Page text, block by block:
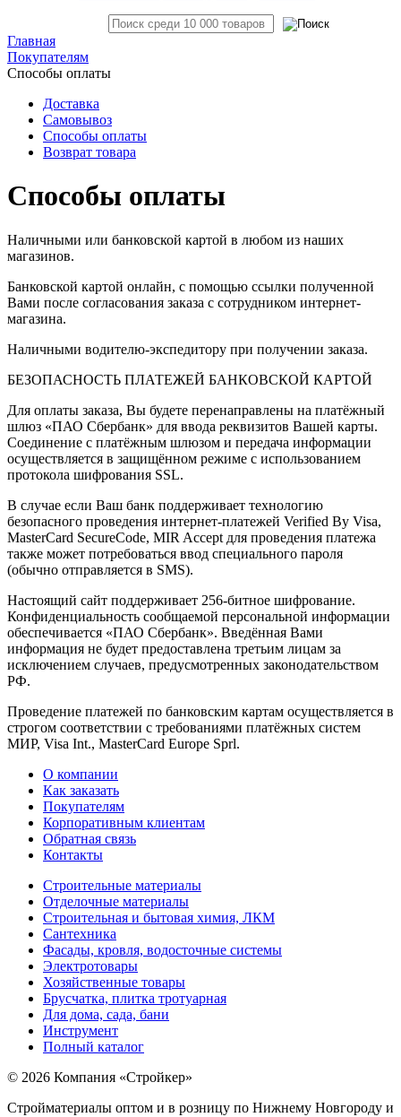
Главная
Покупателям
Способы оплаты
Доставка
Самовывоз
Способы оплаты
Возврат товара
Способы оплаты
Наличными или банковской картой в любом из наших
магазинов.
Банковской картой онлайн, с помощью ссылки полученной
Вами после согласования заказа с сотрудником интернет-
магазина.
Наличными водителю-экспедитору при получении заказа.
БЕЗОПАСНОСТЬ ПЛАТЕЖЕЙ БАНКОВСКОЙ КАРТОЙ
Для оплаты заказа, Вы будете перенаправлены на платёжный
шлюз «ПАО Сбербанк» для ввода реквизитов Вашей карты.
Соединение с платёжным шлюзом и передача информации
осуществляется в защищённом режиме с использованием
протокола шифрования SSL.
В случае если Ваш банк поддерживает технологию
безопасного проведения интернет-платежей Verified By Visa,
MasterCard SecureCode, MIR Accept для проведения платежа
также может потребоваться ввод специального пароля
(обычно отправляется в SMS).
Настоящий сайт поддерживает 256-битное шифрование.
Конфиденциальность сообщаемой персональной информации
обеспечивается «ПАО Сбербанк». Введённая Вами
информация не будет предоставлена третьим лицам за
исключением случаев, предусмотренных законодательством
РФ.
Проведение платежей по банковским картам осуществляется в
строгом соответствии с требованиями платёжных систем
МИР, Visa Int., MasterCard Europe Sprl.
О компании
Как заказать
Покупателям
Корпоративным клиентам
Обратная связь
Контакты
Строительные материалы
Отделочные материалы
Строительная и бытовая химия, ЛКМ
Сантехника
Фасады, кровля, водосточные системы
Электротовары
Хозяйственные товары
Брусчатка, плитка тротуарная
Для дома, сада, бани
Инструмент
Полный каталог
© 2026 Компания «Стройкер»
Стройматериалы оптом и в розницу по Нижнему Новгороду и